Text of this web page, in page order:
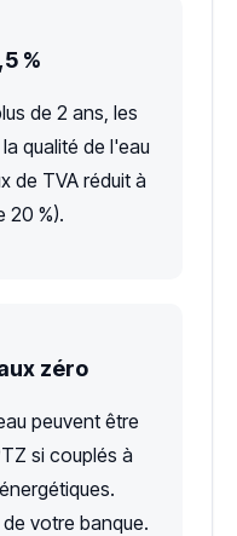
%
de 2 ans, les
qualité de l'eau
de TVA réduit à
20 %).
zéro
peuvent être
si couplés à
votre banque.